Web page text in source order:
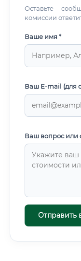
Оставьте
комиссии
Ваше имя *
Ваш E-mail (для
Ваш вопрос или
Отправить